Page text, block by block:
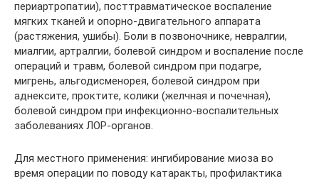
периартропатии), посттравматическое воспаление
мягких тканей и опорно-двигательного аппарата
(растяжения, ушибы). Боли в позвоночнике, невралгии,
миалгии, артралгии, болевой синдром и воспаление после
операций и травм, болевой синдром при подагре,
мигрень, альгодисменорея, болевой синдром при
аднексите, проктите, колики (желчная и почечная),
болевой синдром при инфекционно-воспалительных
заболеваниях ЛОР-органов.
Для местного применения: ингибирование миоза во
время операции по поводу катаракты, профилактика